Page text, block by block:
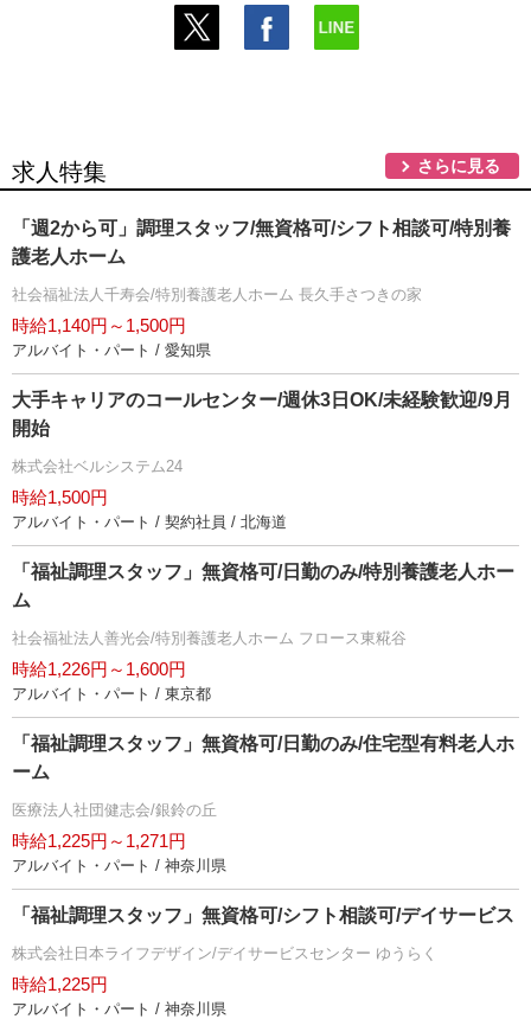
求人特集 さらに見る
「週2から可」調理スタッフ/無資格可/シフト相談可/特別養
護老人ホーム
社会福祉法人千寿会/特別養護老人ホーム 長久手さつきの家
時給1,140円～1,500円
アルバイト・パート / 愛知県
大手キャリアのコールセンター/週休3日OK/未経験歓迎/9月
開始
株式会社ベルシステム24
時給1,500円
アルバイト・パート / 契約社員 / 北海道
「福祉調理スタッフ」無資格可/日勤のみ/特別養護老人ホー
ム
社会福祉法人善光会/特別養護老人ホーム フロース東糀谷
時給1,226円～1,600円
アルバイト・パート / 東京都
「福祉調理スタッフ」無資格可/日勤のみ/住宅型有料老人ホ
ーム
医療法人社団健志会/銀鈴の丘
時給1,225円～1,271円
アルバイト・パート / 神奈川県
「福祉調理スタッフ」無資格可/シフト相談可/デイサービス
株式会社日本ライフデザイン/デイサービスセンター ゆうらく
時給1,225円
アルバイト・パート / 神奈川県